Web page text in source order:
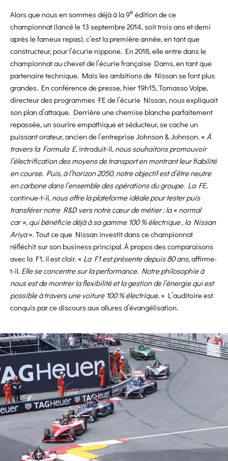
Alors que nous en sommes déjà à la 9e édition de ce
championnat (lancé le 13 septembre 2014, soit trois ans et demi
après le fameux repas), c’est la première année, en tant que
constructeur, pour l’écurie nippone. En 2018, elle entre dans le
championnat au chevet de l’écurie française Dams, en tant que
partenaire technique. Mais les ambitions de Nissan se font plus
grandes. En conférence de presse, hier 19h15, Tomasso Volpe,
directeur des programmes FE de l’écurie Nissan, nous expliquait
son plan d’attaque. Derrière une chemise blanche parfaitement
repassée, un sourire empathique et séducteur, se cache un
puissant orateur, ancien de l’entreprise Johnson & Johnson. « À
travers la Formula E, introduit-il, nous souhaitons promouvoir
l’électrification des moyens de transport en montrant leur fiabilité
en course. Puis, à l’horizon 2050, notre objectif est d’être neutre
en carbone dans l’ensemble des opérations du groupe. La FE,
continue-t-il, nous offre la plateforme idéale pour tester puis
transférer notre R&D vers notre cœur de métier : la « normal
car », qui bénéficie déjà à sa gamme 100 % électrique , la Nissan
Ariya». Tout ce que Nissan investit dans ce championnat
réfléchit sur son business principal. À propos des comparaisons
avec la F1, il est clair. « La F1 est présente depuis 80 ans,affirme-
t-il. Elle se concentre sur la performance. Notre philosophie à
nous est de montrer la flexibilité et la gestion de l’énergie qui est
possible à travers une voiture 100 % électrique. » L’auditoire est
conquis par ce discours aux allures d’évangélisation.